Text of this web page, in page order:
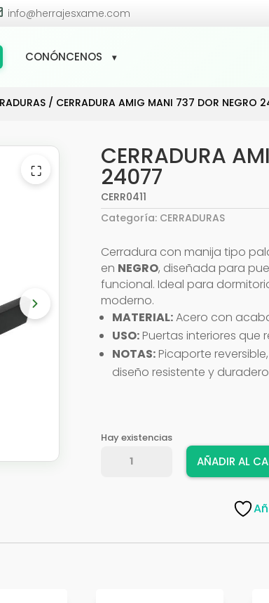
info@herrajesxame.com
CONÓNCENOS
/ CERRADURA AMIG MANI 737 DOR NEGRO
⛶ CERRADURA
24077
CERR0411
Categoría: CERRADURAS
Cerradura con manija tipo
en NEGRO, diseñada para
funcional. Ideal para
moderno.
MATERIAL:Acero con
USO: Puertas interiores que
NOTAS: Picaporte
diseño resistente y duradero
Hay existencias
AÑADIR AL